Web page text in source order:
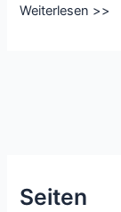
Theorien
Weiterlesen >>
Seiten